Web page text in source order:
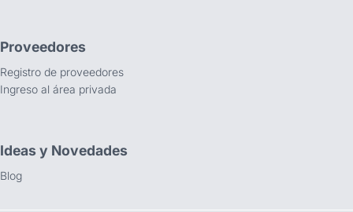
Proveedores
Registro de proveedores
Ingreso al área privada
Ideas y Novedades
Blog